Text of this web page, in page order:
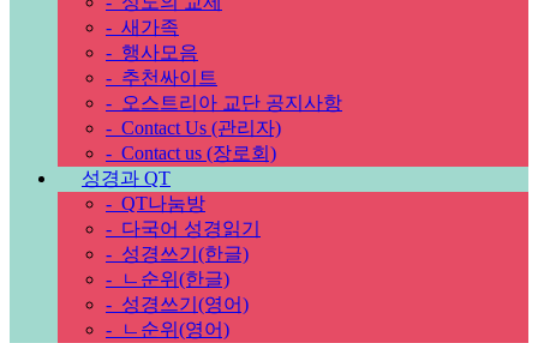
- 새가족
- 행사모음
- 추천싸이트
- 오스트리아 교단 공지사항
- Contact Us (관리자)
- Contact us (장로회)
성경과 QT
- QT나눔방
- 다국어 성경읽기
- 성경쓰기(한글)
-
ㄴ순위(한글)
- 성경쓰기(영어)
-
ㄴ순위(영어)